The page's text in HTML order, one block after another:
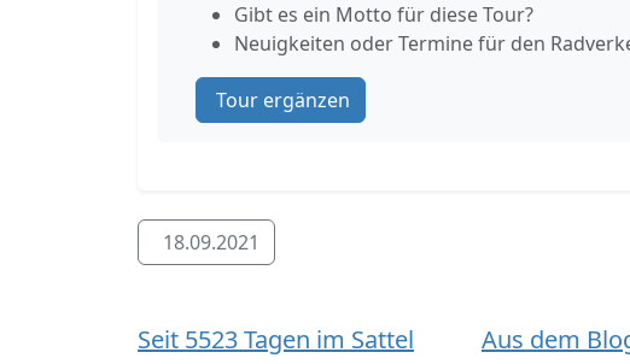
Gibt es ein Motto für diese Tour?
Neuigkeiten oder Termine für den
Tour ergänzen
18.09.2021
Seit 5523 Tagen im Sattel Aus dem